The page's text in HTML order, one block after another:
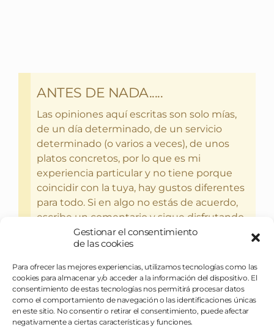
Gestionar el consentimiento
de las cookies
Para ofrecer las mejores experiencias, utilizamos tecnologías como las
cookies para almacenar y/o acceder a la información del dispositivo. El
consentimiento de estas tecnologías nos permitirá procesar datos
como el comportamiento de navegación o las identificaciones únicas
en este sitio. No consentir o retirar el consentimiento, puede afectar
negativamente a ciertas características y funciones.
ANTES DE NADA.....
Las opiniones aquí escritas son solo mías,
de un día determinado, de un servicio
determinado (o varios a veces), de unos
platos concretos, por lo que es mi
experiencia particular y no tiene porque
coincidir con la tuya, hay gustos diferentes
para todo. Si en algo no estás de acuerdo,
escribe un comentario y sigue disfrutando
del bebercio y el glotoneo.